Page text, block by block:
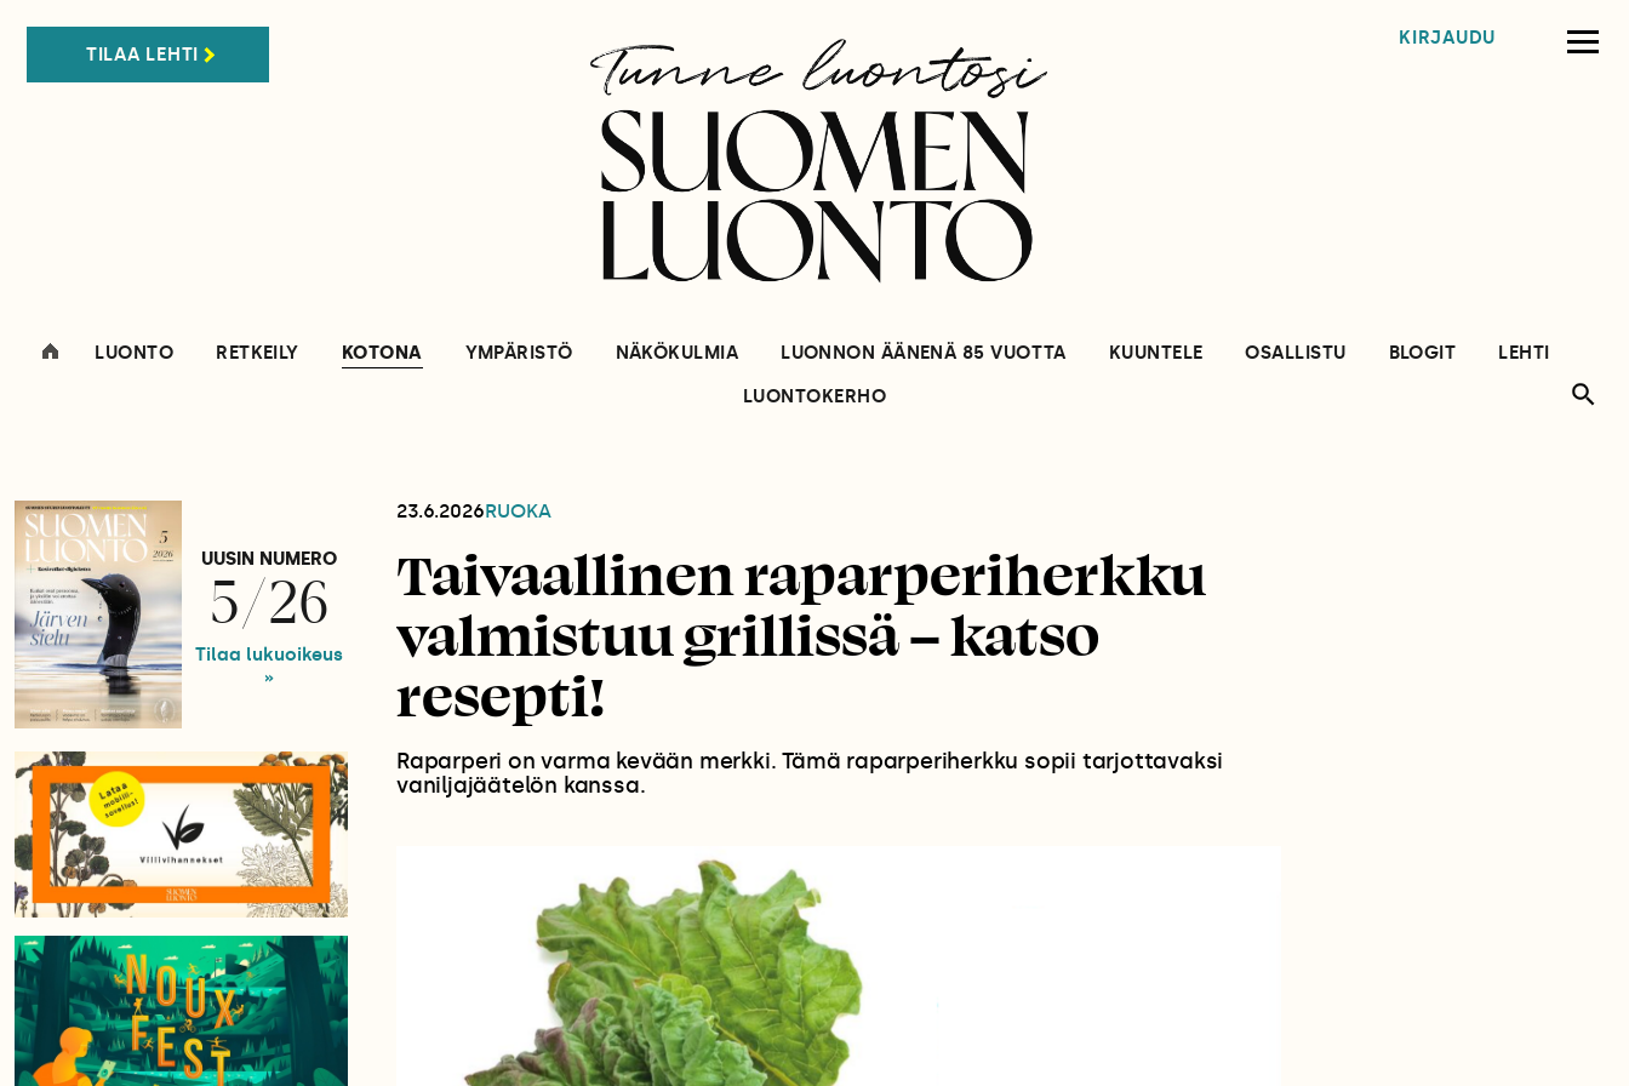
TILAA LEHTI
KIRJAUDU
LUONTO RETKEILY KOTONA YMPÄRISTÖ NÄKÖKULMIA LUONNON ÄÄNENÄ 85 VUOTTA KUUNTELE OSALLISTU BLOGIT
LEHTI
LUONTOKERHO
UUSIN NUMERO
5/26
Tilaa lukuoikeus
»
23.6.2026RUOKA
Taivaallinen raparperiherkku
valmistuu grillissä – katso
resepti!
Raparperi on varma kevään merkki. Tämä raparperiherkku sopii tarjottavaksi
vaniljajäätelön kanssa.